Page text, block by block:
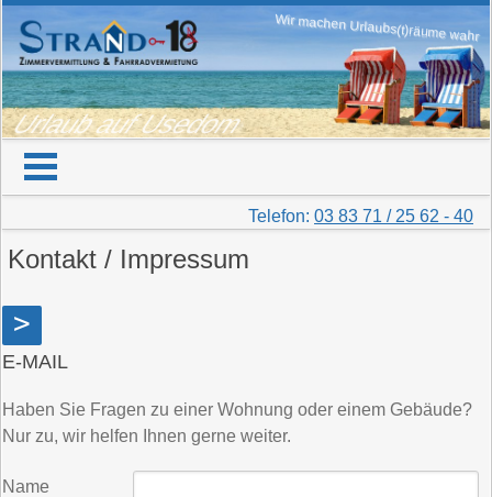
Wir machen Urlaubs(t)räume wahr
Urlaub auf Usedom
Telefon: 03 83 71 / 25 62 - 40
Kontakt / Impressum
>
E-MAIL
Haben Sie Fragen zu einer Wohnung oder einem Gebäude?
Nur zu, wir helfen Ihnen gerne weiter.
Name